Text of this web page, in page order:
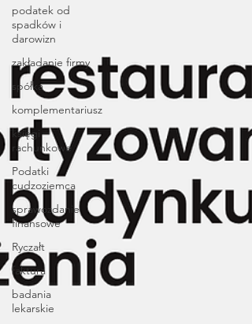
podatek od
spadków i
darowizn
zakładanie firmy
spółka
komplementariusz
księgi
rachunkowe
Podatki
cudzoziemca
sprawozdanie
finansowe
Ryczałt
faktura
badania
lekarskie